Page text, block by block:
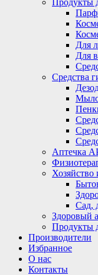
Продукты
Для
Для
Средства
Аптечка
Хозяйство
Сад,
Здоровый
Продукты
Производители
Избранное
О нас
Контакты